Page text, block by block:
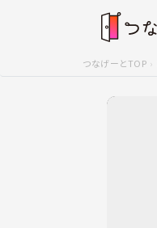
つなげーとTOP